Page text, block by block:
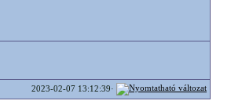
2023-02-07 13:12:39·